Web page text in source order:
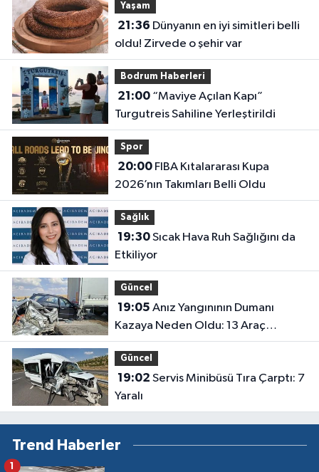
Yaşam
21:36
oldu! Zirvede o şehir var
Bodrum Haberleri
21:00“Maviye Açılan Kapı”
Turgutreis Sahiline Yerleştirildi
Spor
20:00FIBA Kıtalararası Kupa
2026’nın Takımları Belli Oldu
Sağlık
19:30Sıcak Hava Ruh Sağlığını da
Etkiliyor
Güncel
19:05
Kazaya Neden Oldu: 13 Araç
Birbirine Girdi
Güncel
19:02
Yaralı
Trend Haberler
1